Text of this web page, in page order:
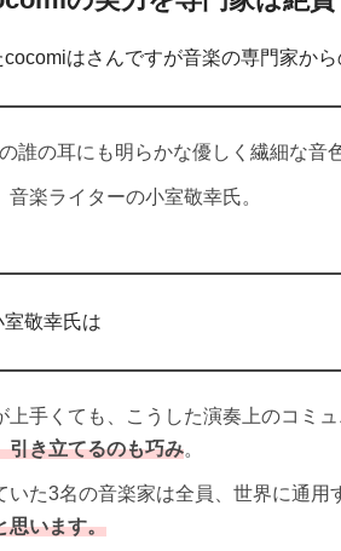
はさんですが音楽の専門家から
誰の耳にも明らかな優しく繊細な音
音楽ライターの小室敬幸氏。
敬幸氏は
上手くても、こうした演奏上のコミ
引き立てるのも巧み。
いた3名の音楽家は全員、世界に通用
思います。